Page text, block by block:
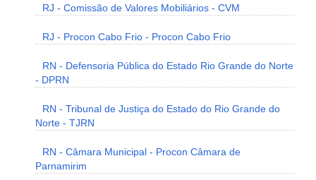
RJ - Comissão de Valores Mobiliários - CVM
RJ - Procon Cabo Frio - Procon Cabo Frio
RN - Defensoria Pública do Estado Rio Grande do Norte
- DPRN
RN - Tribunal de Justiça do Estado do Rio Grande do
Norte - TJRN
RN - Câmara Municipal - Procon Câmara de
Parnamirim